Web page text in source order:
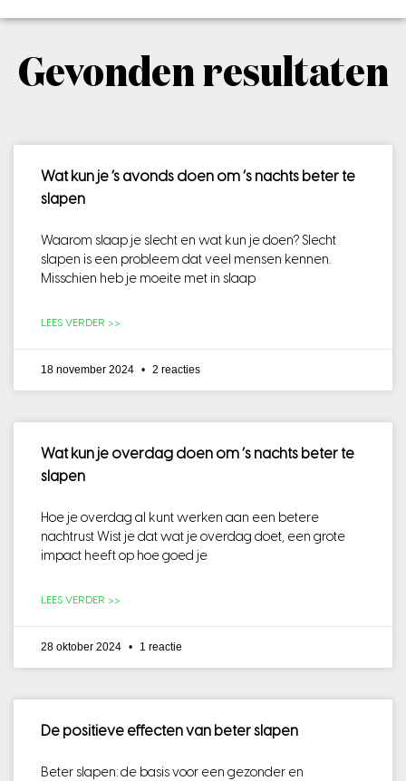
Gevonden resultaten
Wat kun je ’s avonds doen om ‘s nachts beter te
slapen
Waarom slaap je slecht en wat kun je doen? Slecht
slapen is een probleem dat veel mensen kennen.
Misschien heb je moeite met in slaap
LEES VERDER >>
18 november 2024 2 reacties
Wat kun je overdag doen om ‘s nachts beter te
slapen
Hoe je overdag al kunt werken aan een betere
nachtrust Wist je dat wat je overdag doet, een grote
impact heeft op hoe goed je
LEES VERDER >>
28 oktober 2024 1 reactie
De positieve effecten van beter slapen
Beter slapen: de basis voor een gezonder en